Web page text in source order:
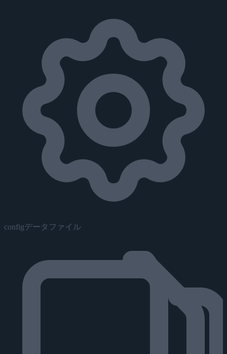
configデータファイル